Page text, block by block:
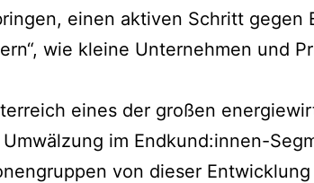
einen aktiven Schritt gegen
wie kleine Unternehmen und
eines der großen
im Endkund:innen-
von dieser